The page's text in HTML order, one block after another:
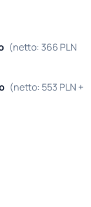
(netto: 366 PLN
(netto: 553 PLN +